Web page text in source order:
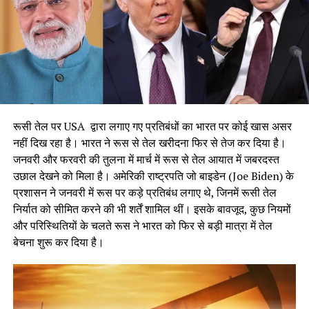
14.4%, लीबिया की 13.7%, सेनेगल की 9.3%, और पलाउ की 8.5%
रहने का अनुमान है।
रूसी तेल पर USA द्वारा लगाए गए प्रतिबंधों का भारत पर कोई खास असर
नहीं दिख रहा है। भारत ने रूस से तेल खरीदना फिर से तेज कर दिया है।
जनवरी और फरवरी की तुलना में मार्च में रूस से तेल आयात में जबरदस्त
उछाल देखने को मिला है। अमेरिकी राष्ट्रपति जो बाइडेन (Joe Biden) के
प्रशासन ने जनवरी में रूस पर कड़े प्रतिबंध लगाए थे, जिनमें रूसी तेल
निर्यात को सीमित करने की भी शर्तें शामिल थीं। इसके बावजूद, कुछ नियमों
और परिस्थितियों के चलते रूस ने भारत को फिर से बड़ी मात्रा में तेल
बेचना शुरू कर दिया है।